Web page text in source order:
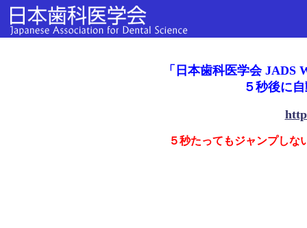
「日本歯科医学会 JADS
５秒後に
５秒たってもジャンプしな